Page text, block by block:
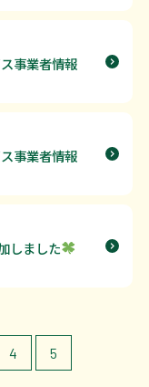
事業者情報
事業者情報
しました
4 5